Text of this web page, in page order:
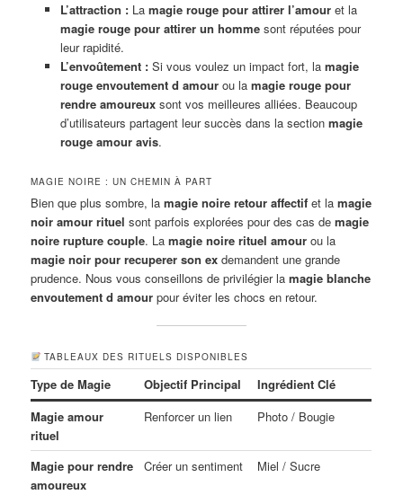
L’attraction :La magie rouge pour attirer l’amouret la
magie rouge pour attirer un hommesont réputées pour
leur rapidité.
L’envoûtement :Si vous voulez un impact fort, la magie
rouge envoutement d amourou la magie rouge pour
rendre amoureuxsont vos meilleures alliées. Beaucoup
d’utilisateurs partagent leur succès dans la section magie
rouge amour avis.
MAGIE NOIRE : UN CHEMIN À PART
Bien que plus sombre, lamagie noire retour affectif et lamagie
noir amour rituel sont parfois explorées pour des cas demagie
noire rupture couple. Lamagie noire rituel amour ou la
magie noir pour recuperer son ex demandent une grande
prudence. Nous vous conseillons de privilégier lamagie blanche
envoutement d amour pour éviter les chocs en retour.
TABLEAUX DES RITUELS DISPONIBLES
Type de Magie Objectif Principal
Ingrédient Clé
Magie amour
rituel
Renforcer un lien Photo / Bougie
Magie pour rendre
amoureux
Créer un sentiment Miel / Sucre